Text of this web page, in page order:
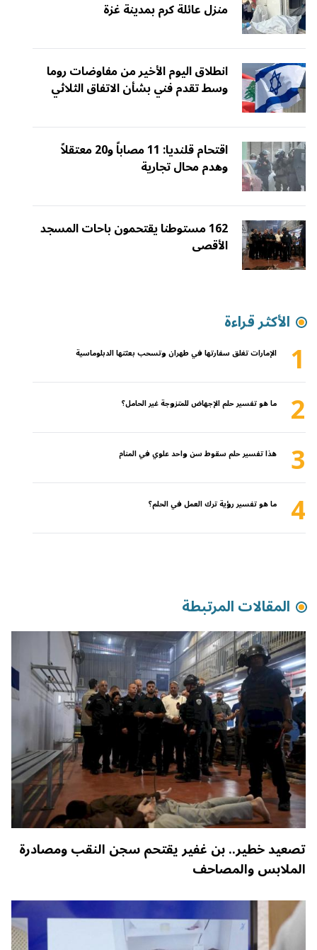
منزل عائلة كرم بمدينة غزة
انطلاق اليوم الأخير من مفاوضات روما
وسط تقدم فني بشأن الاتفاق الثلاثي
اقتحام قلنديا: 11 مصاباً و20 معتقلاً
وهدم محال تجارية
162 مستوطنا يقتحمون باحات المسجد
الأقصى
الأكثر قراءة
1 الإمارات تغلق سفارتها في طهران وتسحب بعثتها الدبلوماسية
2 ما هو تفسير حلم الإجهاض للمتزوجة غير الحامل؟
3 هذا تفسير حلم سقوط سن واحد علوي في المنام
4 ما هو تفسير رؤية ترك العمل في الحلم؟
المقالات المرتبطة
تصعيد خطير.. بن غفير يقتحم سجن النقب ومصادرة
الملابس والمصاحف